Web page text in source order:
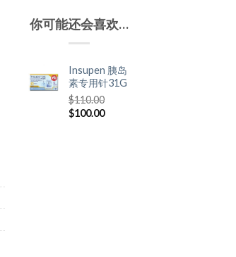
你可能还会喜欢…
Insupen 胰岛
素专用针31G
$110.00
$100.00